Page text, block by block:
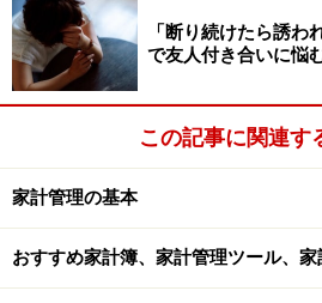
張ることが大事。本当に違いを
す。また、もやしや豆腐など、
ことも意識しています」
知恵を絞って物価高から家計を
将来についてはどのように考えて
「今後、子どもの教育費がかか
終わらないし、支払いばかりが
「断り続けたら誘
で友人付き合いに悩
この記事に関連す
家計管理の基本
おすすめ家計簿、家計管理ツール、家